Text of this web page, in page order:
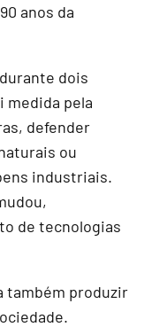
anos da
dois
medida pela
defender
ou
industriais.
de tecnologias
também produzir